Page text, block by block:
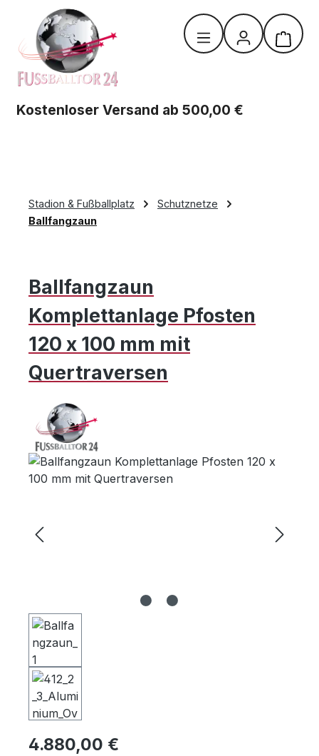
Zum Hauptinhalt springen
Kostenloser Versand ab 500,00 €
Stadion & Fußballplatz
Schutznetze
Ballfangzaun
Ballfangzaun
Komplettanlage Pfosten
120 x 100 mm mit
Quertraversen
Bildergalerie überspringen
Regulärer Preis:
4.880,00 €